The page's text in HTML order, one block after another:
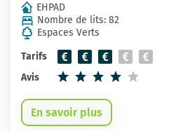
EHPAD
Nombre de lits: 82
Espaces Verts
Tarifs
Avis
En savoir plus